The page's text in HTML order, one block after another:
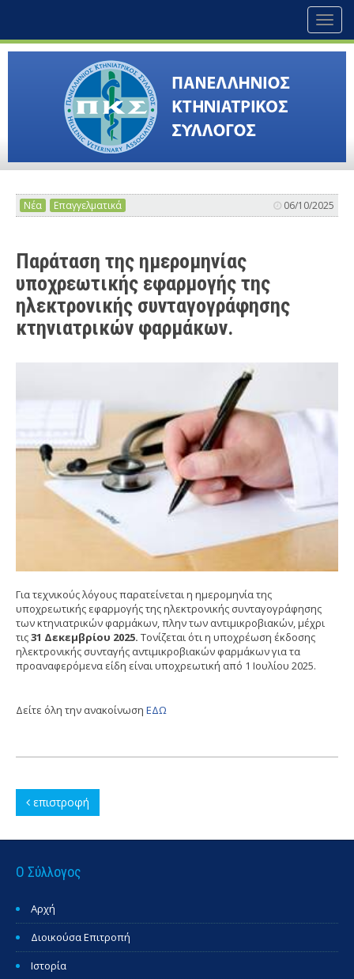
Νέα Επαγγελματικά 06/10/2025
Παράταση της ημερομηνίας
υποχρεωτικής εφαρμογής της
ηλεκτρονικής συνταγογράφησης
κτηνιατρικών φαρμάκων.
Για τεχνικούς λόγους παρατείνεται η ημερομηνία της
υποχρεωτικής εφαρμογής της ηλεκτρονικής συνταγογράφησης
των κτηνιατρικών φαρμάκων, πλην των αντιμικροβιακών, μέχρι
τις31 Δεκεμβρίου 2025. Τονίζεται ότι η υποχρέωση έκδοσης
ηλεκτρονικής συνταγής αντιμικροβιακών φαρμάκων για τα
προαναφερόμενα είδη είναι υποχρεωτική από 1 Ιουλίου 2025.
Δείτε όλη την ανακοίνωση ΕΔΩ
επιστροφή
Ο Σύλλογος
Αρχή
Διοικούσα Επιτροπή
Ιστορία